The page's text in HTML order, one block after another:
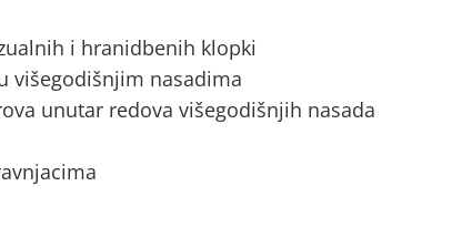
i hranidbenih klopki
višegodišnjim nasadima
unutar redova višegodišnjih nasada